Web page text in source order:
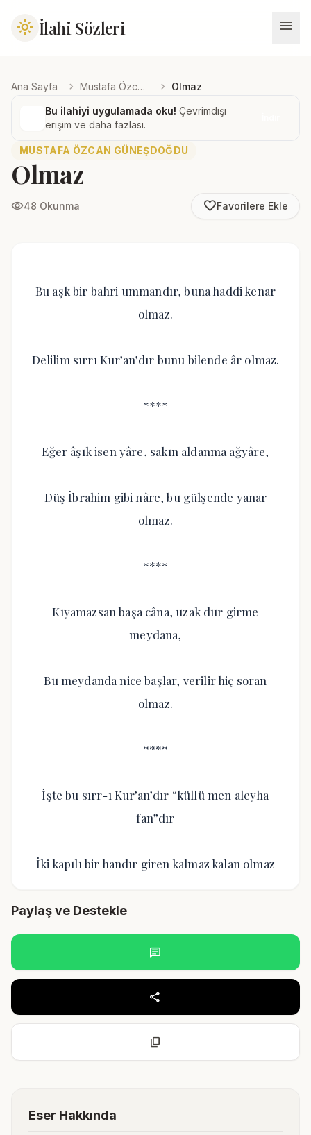
light_mode İlahi Sözleri menu
Ana Sayfa chevron_right Mustafa Özcan Güneşdoğdu chevron_right Olmaz
Bu ilahiyi uygulamada oku! Çevrimdışı
erişim ve daha fazlası.
MUSTAFA ÖZCAN GÜNEŞDOĞDU
Olmaz
visibility48 Okunma favorite_borderFavorilere Ekle
Bu aşk bir bahri ummandır, buna haddi kenar
olmaz.
Delilim sırrı Kur’an’dır bunu bilende âr olmaz.
****
Eğer âşık isen yâre, sakın aldanma ağyâre,
Düş İbrahim gibi nâre, bu gülşende yanar
olmaz.
****
Kıyamazsan başa câna, uzak dur girme
meydana,
Bu meydanda nice başlar, verilir hiç soran
olmaz.
****
İşte bu sırr-ı Kur’an’dır “küllü men aleyha
fan”dır
İki kapılı bir handır giren kalmaz kalan olmaz
Paylaş ve Destekle
chat
share
content_copy
Eser Hakkında